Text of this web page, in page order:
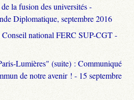
la fusion des universités -
Diplomatique, septembre 2016
national FERC SUP-CGT -
Lumières" (suite) : Communiqué
de notre avenir ! - 15 septembre